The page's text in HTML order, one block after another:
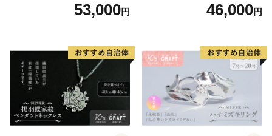
53,000円 46,000円